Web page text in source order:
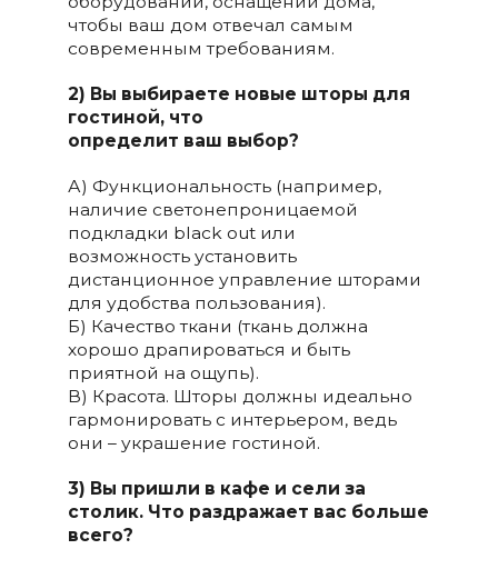
чтобы ваш дом отвечал самым
современным требованиям.
2) Вы выбираете новые шторы для
гостиной, что
определит ваш выбор?
А) Функциональность (например,
наличие светонепроницаемой
подкладки black out или
возможность установить
дистанционное управление шторами
для удобства пользования).
Б) Качество ткани (ткань должна
хорошо драпироваться и быть
приятной на ощупь).
В) Красота. Шторы должны идеально
гармонировать с интерьером, ведь
они – украшение гостиной.
3) Вы пришли в кафе и сели за
столик. Что раздражает вас больше
всего?